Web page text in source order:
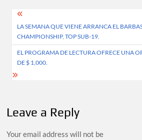
Post
navigation
LA SEMANA QUE VIENE ARRANCA EL
CHAMPIONSHIP, TOP SUB-19.
EL PROGRAMA DE LECTURA OFRECE UNA
DE $ 1,000.
Leave a Reply
Your email address will not be